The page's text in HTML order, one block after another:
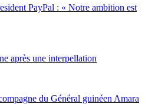
PayPal : « Notre ambition est
après une interpellation
du Général guinéen Amara